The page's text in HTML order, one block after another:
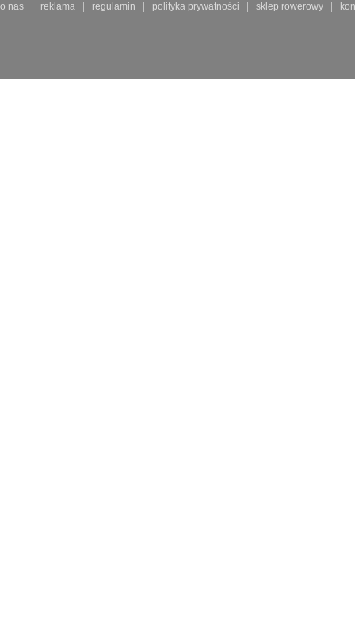
o nas reklama regulamin polityka prywatności sklep rowerowy